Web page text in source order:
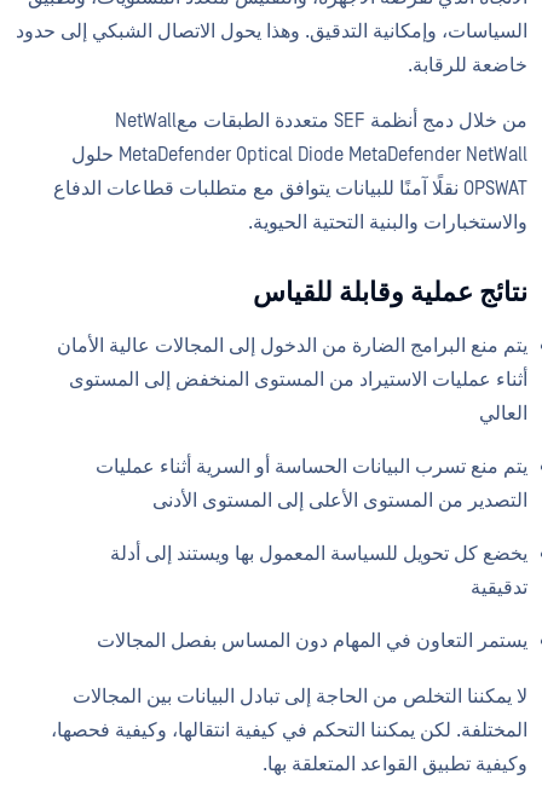
السياسات، وإمكانية التدقيق. وهذا يحول الاتصال الشبكي إلى حدود
خاضعة للرقابة.
من خلال دمج أنظمة SEF متعددة الطبقات معNetWall
MetaDefender Optical Diode MetaDefender NetWall حلول
OPSWAT نقلًا آمنًا للبيانات يتوافق مع متطلبات قطاعات الدفاع
والاستخبارات والبنية التحتية الحيوية.
نتائج عملية وقابلة للقياس
يتم منع البرامج الضارة من الدخول إلى المجالات عالية الأمان
أثناء عمليات الاستيراد من المستوى المنخفض إلى المستوى
العالي
يتم منع تسرب البيانات الحساسة أو السرية أثناء عمليات
التصدير من المستوى الأعلى إلى المستوى الأدنى
يخضع كل تحويل للسياسة المعمول بها ويستند إلى أدلة
تدقيقية
يستمر التعاون في المهام دون المساس بفصل المجالات
لا يمكننا التخلص من الحاجة إلى تبادل البيانات بين المجالات
المختلفة. لكن يمكننا التحكم في كيفية انتقالها، وكيفية فحصها،
وكيفية تطبيق القواعد المتعلقة بها.